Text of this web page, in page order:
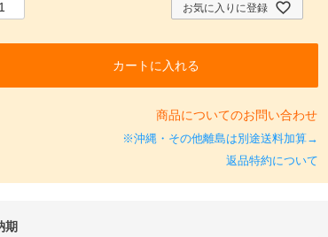
お気に入りに登録
カートに入れる
商品についてのお問い合わせ
※沖縄・その他離島は別途送料加算→
返品特約について
期